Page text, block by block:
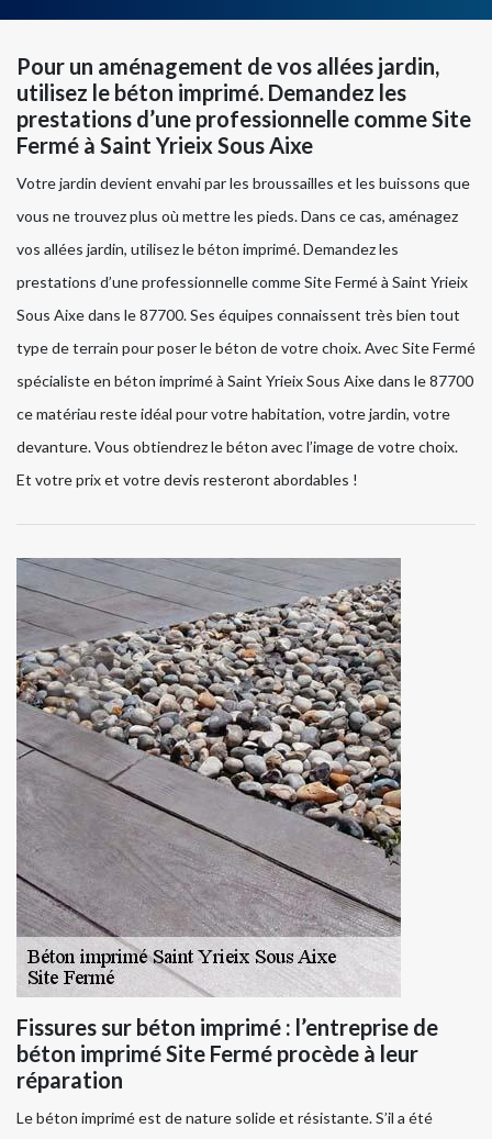
Pour un aménagement de vos allées jardin,
utilisez le béton imprimé. Demandez les
prestations d’une professionnelle comme Site
Fermé à Saint Yrieix Sous Aixe
Votre jardin devient envahi par les broussailles et les buissons que
vous ne trouvez plus où mettre les pieds. Dans ce cas, aménagez
vos allées jardin, utilisez le béton imprimé. Demandez les
prestations d’une professionnelle comme Site Fermé à Saint Yrieix
Sous Aixe dans le 87700. Ses équipes connaissent très bien tout
type de terrain pour poser le béton de votre choix. Avec Site Fermé
spécialiste en béton imprimé à Saint Yrieix Sous Aixe dans le 87700
ce matériau reste idéal pour votre habitation, votre jardin, votre
devanture. Vous obtiendrez le béton avec l’image de votre choix.
Et votre prix et votre devis resteront abordables !
Fissures sur béton imprimé : l’entreprise de
béton imprimé Site Fermé procède à leur
réparation
Le béton imprimé est de nature solide et résistante. S’il a été